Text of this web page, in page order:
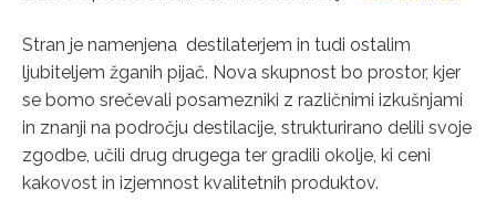
Stran je namenjena destilaterjem in tudi ostalim
ljubiteljem žganih pijač. Nova skupnost bo prostor, kjer
se bomo srečevali posamezniki z različnimi izkušnjami
in znanji na področju destilacije, strukturirano delili svoje
zgodbe, učili drug drugega ter gradili okolje, ki ceni
kakovost in izjemnost kvalitetnih produktov.